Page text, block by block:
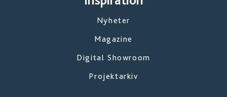
Nyheter
Magazine
Digital Showroom
Projektarkiv